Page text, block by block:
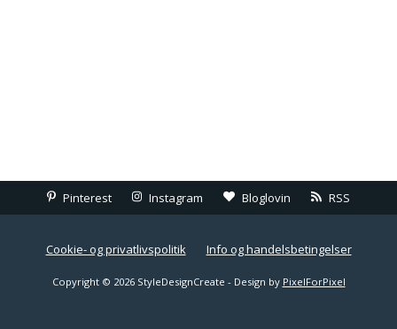
Pinterest Instagram Bloglovin RSS
Cookie- og privatlivspolitik Info og handelsbetingelser
Copyright © 2026 StyleDesignCreate - Design by PixelForPixel